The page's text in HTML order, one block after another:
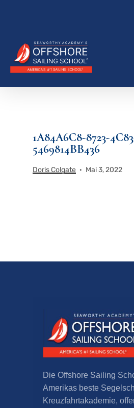
1A84A6C8-8723-
5469814BB436
Doris Colgate Mai 3, 2022
Die Offshore Sailing
Amerikas beste
Kreuzfahrtakademie,